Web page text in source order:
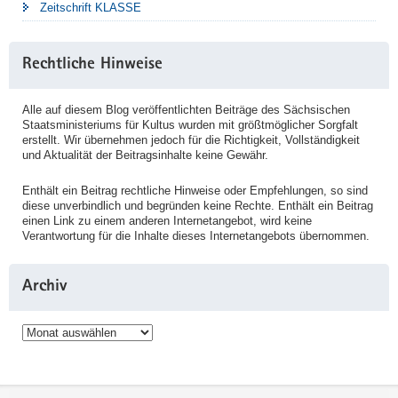
Zeitschrift KLASSE
Rechtliche Hinweise
Alle auf diesem Blog veröffentlichten Beiträge des Sächsischen
Staatsministeriums für Kultus wurden mit größtmöglicher Sorgfalt
erstellt. Wir übernehmen jedoch für die Richtigkeit, Vollständigkeit
und Aktualität der Beitragsinhalte keine Gewähr.
Enthält ein Beitrag rechtliche Hinweise oder Empfehlungen, so sind
diese unverbindlich und begründen keine Rechte. Enthält ein Beitrag
einen Link zu einem anderen Internetangebot, wird keine
Verantwortung für die Inhalte dieses Internetangebots übernommen.
Archiv
Archiv